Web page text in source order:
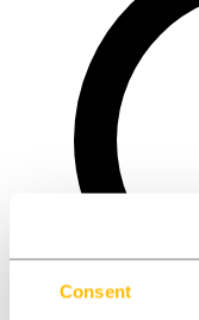
Consent